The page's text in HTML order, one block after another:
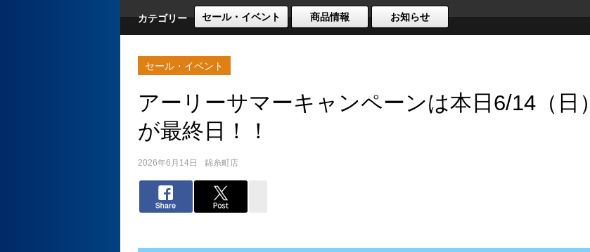
カテゴリー セール・イベント 商品情報 お知らせ
セール・イベント
アーリーサマーキャンペーンは本日6/14（日）
が最終日！！
2026年6月14日 錦糸町店